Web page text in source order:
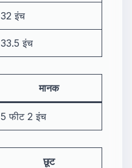
32 इंच
33.5 इंच
मानक
5 फीट 2 इंच
छूट